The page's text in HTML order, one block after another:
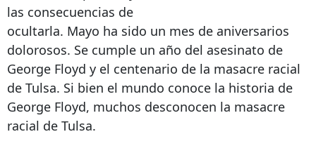
las consecuencias de
ocultarla. Mayo ha sido un mes de aniversarios
dolorosos. Se cumple un año del asesinato de
George Floyd y el centenario de la masacre racial
de Tulsa. Si bien el mundo conoce la historia de
George Floyd, muchos desconocen la masacre
racial de Tulsa.